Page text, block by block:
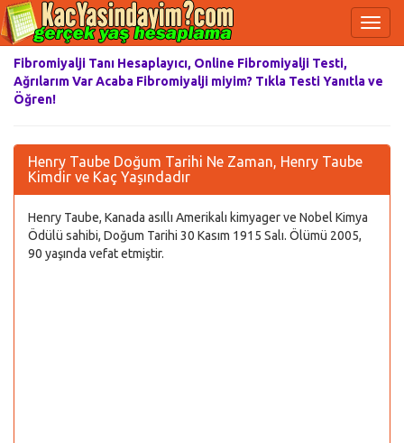
Fibromiyalji Tanı Hesaplayıcı, Online Fibromiyalji Testi,
Ağrılarım Var Acaba Fibromiyalji miyim? Tıkla Testi Yanıtla ve
Öğren!
Henry Taube Doğum Tarihi Ne Zaman, Henry Taube
Kimdir ve Kaç Yaşındadır
Henry Taube, Kanada asıllı Amerikalı kimyager ve Nobel Kimya
Ödülü sahibi, Doğum Tarihi 30 Kasım 1915 Salı. Ölümü 2005,
90 yaşında vefat etmiştir.